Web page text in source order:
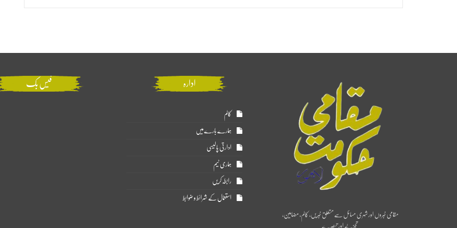
مقامی خبروں اور شہری مسائل سے متعلق خبریں، کالم، مضامین،
تجزیے اور تبصرے
ادارہ
کالم
ہمارے بارے میں
ادارتی پالیسی
ہماری ٹیم
رابطہ کریں
استعمال کے شرائط و ضوابط
فیس بک